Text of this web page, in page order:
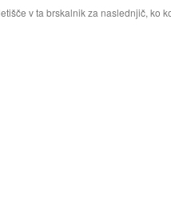
v ta brskalnik za naslednjič, ko